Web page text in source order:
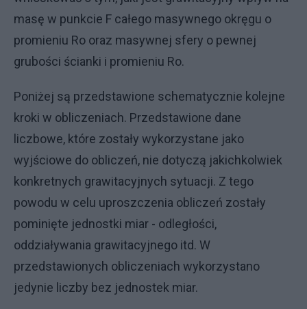
masę w punkcie F całego masywnego okręgu o
promieniu Ro oraz masywnej sfery o pewnej
grubości ścianki i promieniu Ro.
Poniżej są przedstawione schematycznie kolejne
kroki w obliczeniach. Przedstawione dane
liczbowe, które zostały wykorzystane jako
wyjściowe do obliczeń, nie dotyczą jakichkolwiek
konkretnych grawitacyjnych sytuacji. Z tego
powodu w celu uproszczenia obliczeń zostały
pominięte jednostki miar - odległości,
oddziaływania grawitacyjnego itd. W
przedstawionych obliczeniach wykorzystano
jedynie liczby bez jednostek miar.